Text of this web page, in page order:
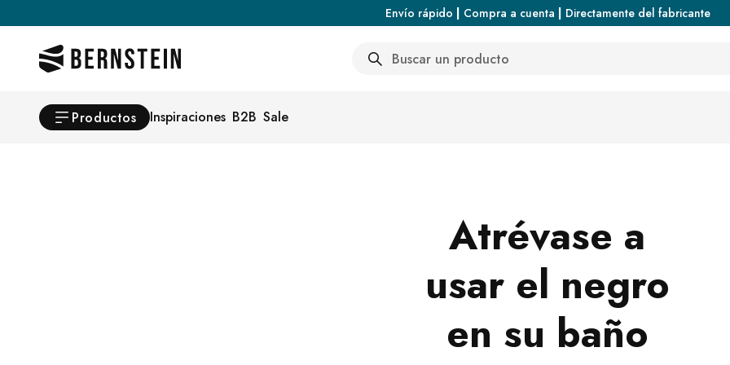
Envío rápido | Compra a cuenta | Directamente del fabricante
Search
Productos Inspiraciones B2B Sale
NEGRO EN EL
Atrévase a
usar el negro
en su baño